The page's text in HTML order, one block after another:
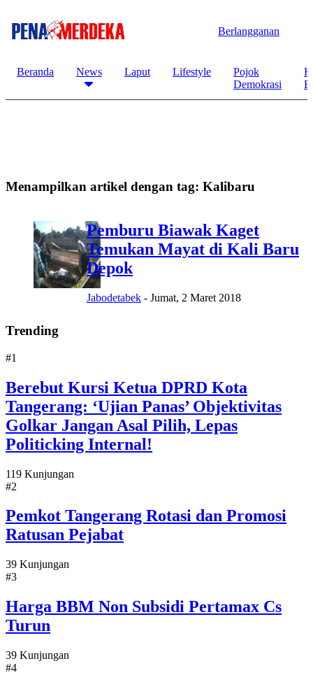
Berlangganan
Beranda News Laput Lifestyle
Pojok
Demokrasi
Menampilkan artikel dengan tag: Kalibaru
Pemburu Biawak Kaget
Temukan Mayat di Kali Baru
Depok
Jabodetabek - Jumat, 2 Maret 2018
Trending
#1
Berebut Kursi Ketua DPRD Kota
Tangerang: ‘Ujian Panas’ Objektivitas
Golkar Jangan Asal Pilih, Lepas
Politicking Internal!
119 Kunjungan
#2
Pemkot Tangerang Rotasi dan Promosi
Ratusan Pejabat
39 Kunjungan
#3
Harga BBM Non Subsidi Pertamax Cs
Turun
39 Kunjungan
#4